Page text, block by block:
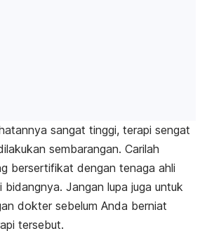
sangat tinggi, terapi sengat
sembarangan. Carilah
bersertifikat dengan tenaga ahli
Jangan lupa juga untuk
dokter sebelum Anda berniat
tersebut.